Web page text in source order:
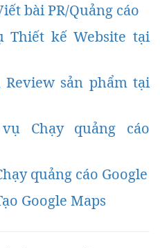
bài PR/Quảng cáo
kế Website tại
sản phẩm tại
Chạy quảng cáo
quảng cáo Google
Google Maps